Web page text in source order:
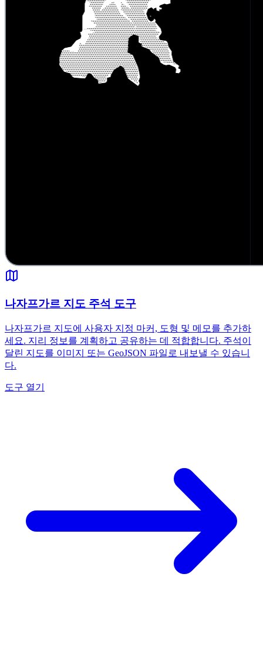
나자프가르 지도 주석 도구
나자프가르 지도에 사용자 지정 마커, 도형 및 메모를 추가하
세요. 지리 정보를 계획하고 공유하는 데 적합합니다. 주석이
달린 지도를 이미지 또는 GeoJSON 파일로 내보낼 수 있습니
다.
도구 열기